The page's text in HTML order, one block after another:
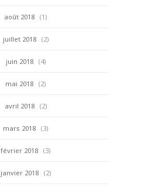
août 2018 (1)
juillet 2018 (2)
juin 2018 (4)
mai 2018 (2)
avril 2018 (2)
mars 2018 (3)
février 2018 (3)
janvier 2018 (2)